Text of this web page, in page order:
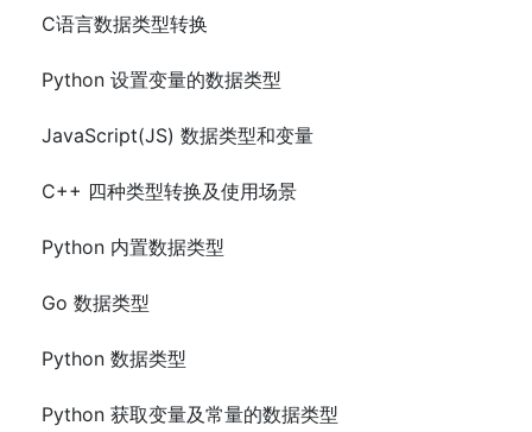
C语言数据类型转换
Python 设置变量的数据类型
JavaScript(JS) 数据类型和变量
C++ 四种类型转换及使用场景
Python 内置数据类型
Go 数据类型
Python 数据类型
Python 获取变量及常量的数据类型